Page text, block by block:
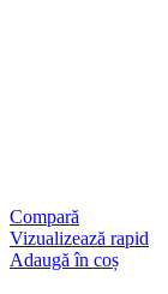
Compară
Vizualizează rapid
Adaugă în coș